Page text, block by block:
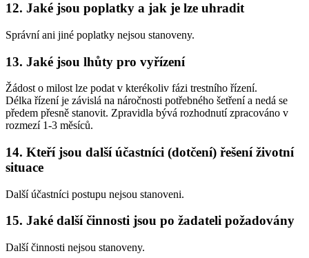
12. Jaké jsou poplatky a jak je lze uhradit
Správní ani jiné poplatky nejsou stanoveny.
13. Jaké jsou lhůty pro vyřízení
Žádost o milost lze podat v kterékoliv fázi trestního řízení.
Délka řízení je závislá na náročnosti potřebného šetření a nedá se
předem přesně stanovit. Zpravidla bývá rozhodnutí zpracováno v
rozmezí 1-3 měsíců.
14. Kteří jsou další účastníci (dotčení) řešení životní
situace
Další účastníci postupu nejsou stanoveni.
15. Jaké další činnosti jsou po žadateli požadovány
Další činnosti nejsou stanoveny.